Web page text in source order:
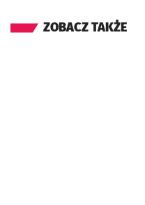
ZOBACZ TAKŻE